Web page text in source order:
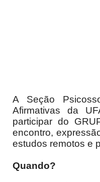
A Seção
Afirmativas da
participar do
encontro,
estudos remotos e
Quando?